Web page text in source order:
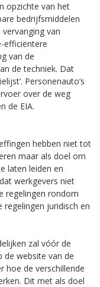
opzichte van het
bedrijfsmiddelen
van
efficiëntere
van de
de techniek. Dat
Personenauto’s
over de weg
de EIA.
hebben niet tot
maar als doel om
laten leiden en
werkgevers niet
regelingen rondom
regelingen juridisch en
zal vóór de
de website van de
hoe de verschillende
Dit met als doel